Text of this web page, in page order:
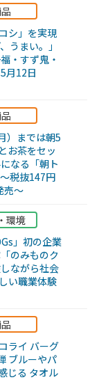
シ」を実現
うまい。」
・すず鬼・
月12日
）までは朝5
お茶をセッ
なる「朝ト
税抜147円
売～
環境
」初の企業
のみものク
ながら社会
い職業体験
ライ バーグ
ブルーやパ
じる タオル